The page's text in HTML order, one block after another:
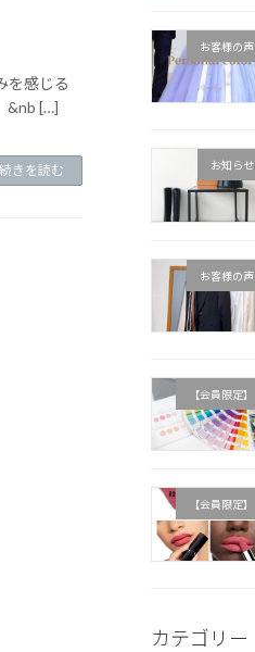
感じる
&nb […]
続きを読む
お客様の声
お知らせ
お客様の声
【会員限定】
【会員限定】
カテゴリー